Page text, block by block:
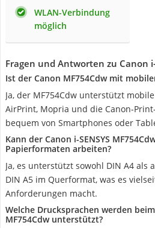
WLAN-Verbindung
möglich
Fragen und Antworten zu Canon i-
Ist der Canon MF754Cdw mit
Ja, der MF754Cdw unterstützt
AirPrint, Mopria und die Canon-
bequem von Smartphones oder
Kann der Canon i-SENSYS
Papierformaten arbeiten?
Ja, es unterstützt sowohl DIN A4 als
DIN A5 im Querformat, was es
Anforderungen macht.
Welche Drucksprachen werden beim
MF754Cdw unterstützt?